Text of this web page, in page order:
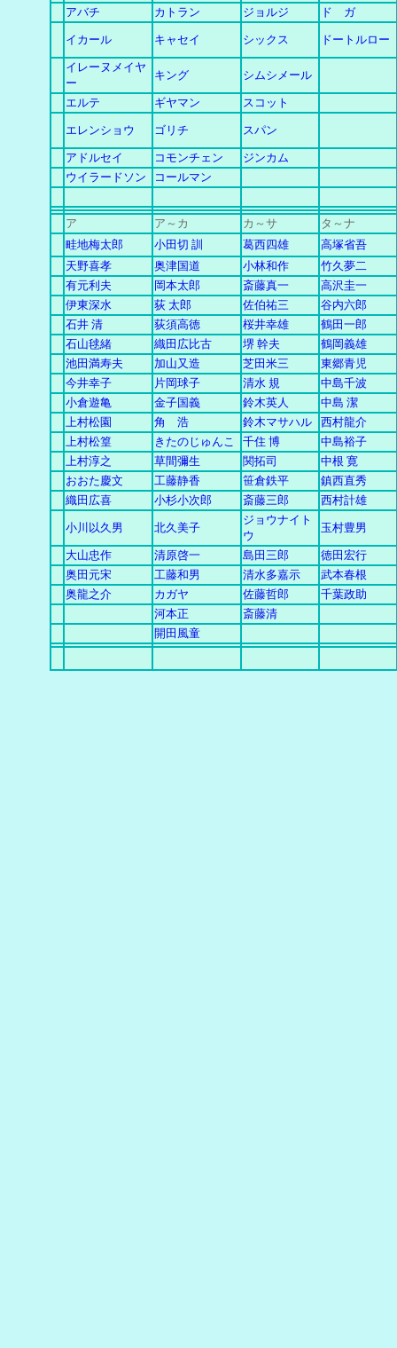
アバチ カトラン ジョルジ ド ガ
イカール キャセイ シックス ドートルロー
イレーヌメイヤ
ー
キング シムシメール
エルテ ギヤマン スコット
エレンショウ ゴリチ スパン
アドルセイ コモンチェン
ジンカム
ウイラードソン
コールマン
ア ア～カ カ ～ サ
タ～ナ
畦地梅太郎
小田切 訓 葛西四雄
高塚省吾
天野喜孝
奥津国道 小林和作
竹久夢二
有元利夫
岡本太郎 斎藤真一
高沢圭一
伊東深水
荻 太郎 佐伯祐三
谷内六郎
石井 清
荻須高徳 桜井幸雄
鶴田一郎
石山毬緒
織田広比古 堺 幹夫
鶴岡義雄
池田満寿夫
加山又造 芝田米三
東郷青児
今井幸子
片岡球子 清水 規
中島千波
小倉遊亀
金子国義 鈴木英人
中島 潔
上村松園
角 浩 鈴木マサハル
西村龍介
上村松篁
きたのじゅんこ 千住 博
中島裕子
上村淳之
草間彌生 関拓司
中根 寛
おおた慶文
工藤静香 笹倉鉄平
鎮西直秀
織田広喜
小杉小次郎 斎藤三郎 西村計雄
小川以久男 北久美子
ジョウナイト
ウ
玉村豊男
大山忠作 清原啓一 島田三郎
徳田宏行
奥田元宋
工藤和男 清水多嘉示
武本春根
奥龍之介
カガヤ 佐藤哲郎
千葉政助
河本正
斎藤清
開田風童